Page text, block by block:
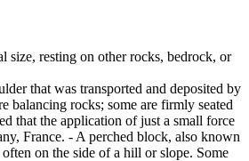
size, resting on other rocks, bedrock, or
that was transported and deposited by
balancing rocks; some are firmly seated
that the application of just a small force
France. - A perched block, also known
on the side of a hill or slope. Some